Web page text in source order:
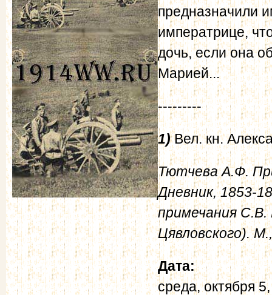
предназначили
императрице,
дочь, если она
Марией...
---------
1)Вел. кн.
Тютчева А.Ф.
Дневник, 1853-
примечания
Цявловского).
Дата:
среда, октября